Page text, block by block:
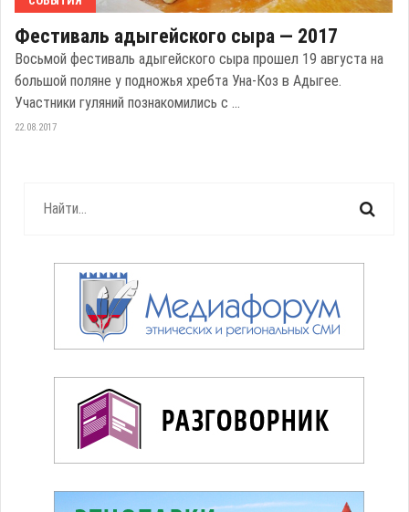
Фестиваль адыгейского сыра — 2017
Восьмой фестиваль адыгейского сыра прошел 19 августа на
большой поляне у подножья хребта Уна-Коз в Адыгее.
Участники гуляний познакомились с ...
22.08.2017